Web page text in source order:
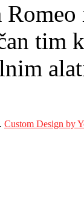
tim
Custom Design by